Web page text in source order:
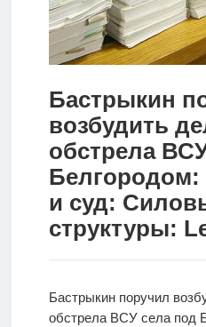
Новости
Родителям
О
нас
Версия для
слабовидящих
Бастрыкин
возбудить
обстрела
Белгородом:
и суд:
структуры:
Бастрыкин поручил
обстрела ВСУ села под